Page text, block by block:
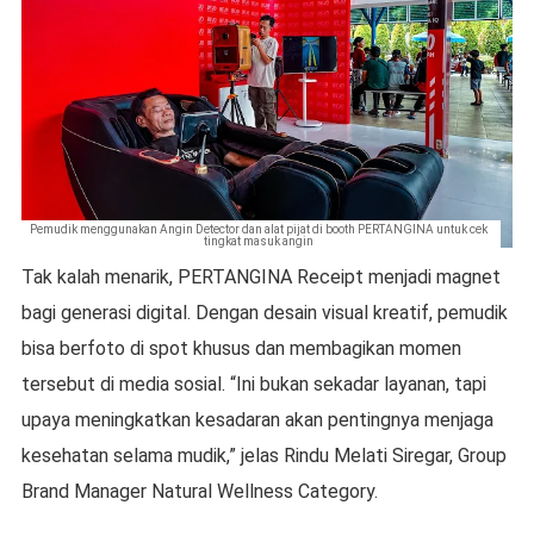
Pemudik menggunakan Angin Detector dan alat pijat di booth PERTANGINA untuk cek
tingkat masuk angin
Tak kalah menarik, PERTANGINA Receipt menjadi magnet
bagi generasi digital. Dengan desain visual kreatif, pemudik
bisa berfoto di spot khusus dan membagikan momen
tersebut di media sosial. “Ini bukan sekadar layanan, tapi
upaya meningkatkan kesadaran akan pentingnya menjaga
kesehatan selama mudik,” jelas Rindu Melati Siregar, Group
Brand Manager Natural Wellness Category.